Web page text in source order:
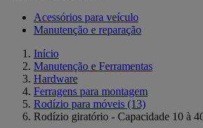
Acessórios para veículo
Manutenção e reparação
Início
Manutenção e Ferramentas
Hardware
Ferragens para montagem
Rodízio para móveis (13)
Rodízio giratório - Capacidade 10 à